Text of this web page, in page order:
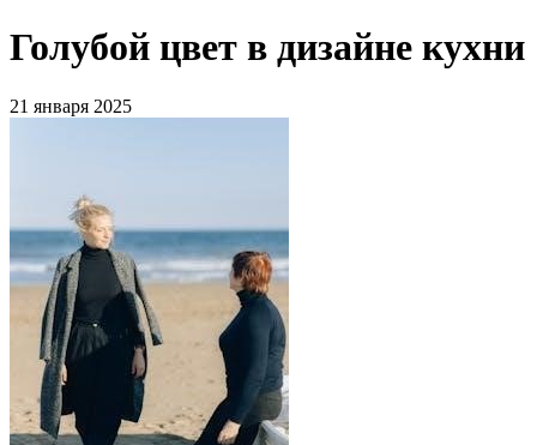
Голубой цвет в дизайне кухни
21 января 2025